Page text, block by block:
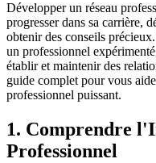
Développer un réseau
progresser dans sa carrière,
obtenir des conseils
un professionnel
établir et maintenir des
guide complet pour vous
professionnel puissant.
1. Comprendre
Professionnel